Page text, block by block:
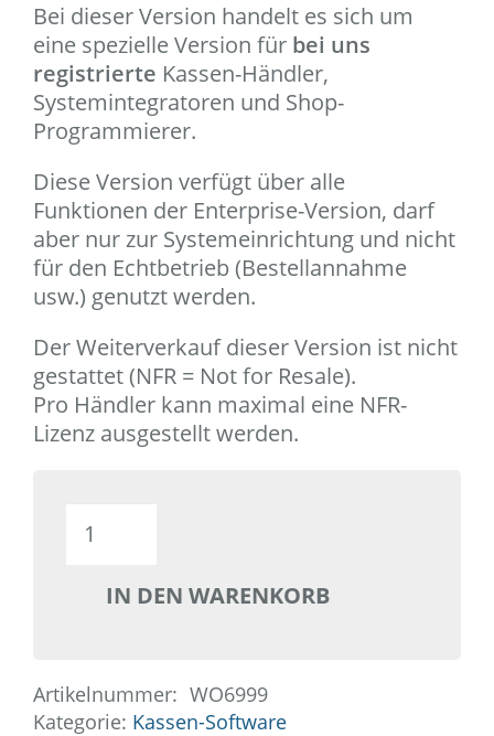
Bei dieser Version handelt es sich um
eine spezielle Version für bei uns
registrierte Kassen-Händler,
Systemintegratoren und Shop-
Programmierer.
Diese Version verfügt über alle
Funktionen der Enterprise-Version, darf
aber nur zur Systemeinrichtung und nicht
für den Echtbetrieb (Bestellannahme
usw.) genutzt werden.
Der Weiterverkauf dieser Version ist nicht
gestattet (NFR = Not for Resale).
Pro Händler kann maximal eine NFR-
Lizenz ausgestellt werden.
Händlerversion
MengeIN DEN WARENKORB
Artikelnummer: WO6999
Kategorie: Kassen-Software